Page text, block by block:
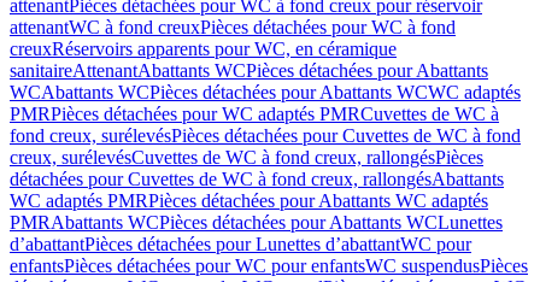
attenantPièces détachées pour WC à fond creux pour réservoir
attenantWC à fond creuxPièces détachées pour WC à fond
creuxRéservoirs apparents pour WC, en céramique
sanitaireAttenantAbattants WCPièces détachées pour Abattants
WCAbattants WCPièces détachées pour Abattants WCWC adaptés
PMRPièces détachées pour WC adaptés PMRCuvettes de WC à
fond creux, surélevésPièces détachées pour Cuvettes de WC à fond
creux, surélevésCuvettes de WC à fond creux, rallongésPièces
détachées pour Cuvettes de WC à fond creux, rallongésAbattants
WC adaptés PMRPièces détachées pour Abattants WC adaptés
PMRAbattants WCPièces détachées pour Abattants WCLunettes
d’abattantPièces détachées pour Lunettes d’abattantWC pour
enfantsPièces détachées pour WC pour enfantsWC suspendusPièces